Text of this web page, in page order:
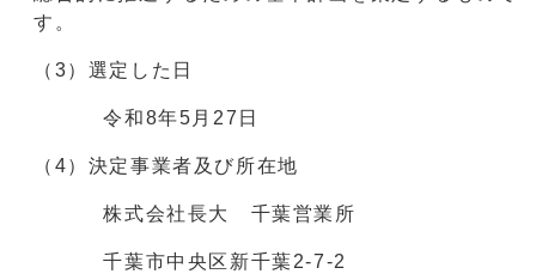
す。
（3）選定した日
令和8年5月27日
（4）決定事業者及び所在地
株式会社長大 千葉営業所
千葉市中央区新千葉2-7-2